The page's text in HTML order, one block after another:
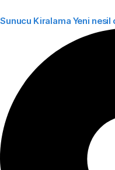
Sunucu Kiralama Yeni